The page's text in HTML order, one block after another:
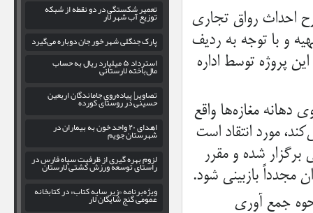
احداث رواق تجاری
میدان شهید نصیری لار، توسط شهرداری در سال ۱۳۹۲ تهیه و با توجه به ردیف
پروژه توسط اداره
دهانه مغازه‌ها واقع
مورد انتقاد است
شده و مقرر
مجدداً بازبینی شود.
جمع آوری
تعمیر شکستگی در دو نقطه از شبکه
توزیع آب شهر لار
پارک جنگلی شهر خور جان دوباره می‌گیرد
استرداد ۵ میلیارد ریال به حسابمال‌باخته لارستانی
تصاویر| پیاده‌روی جاماندگان اربعین
حسینی در روستای کورده
اهدای ۲۰ واحد خون به بیماران درشهرستان جویم
لزوم بهره‌ گیری از ظرفیت سپاه فارس در
راستای توسعه ورزش کشتی لارستان
ویژه‌برنامه «زیر سایه کتاب» در کتابخانه
عمومی گنج شایگان لار